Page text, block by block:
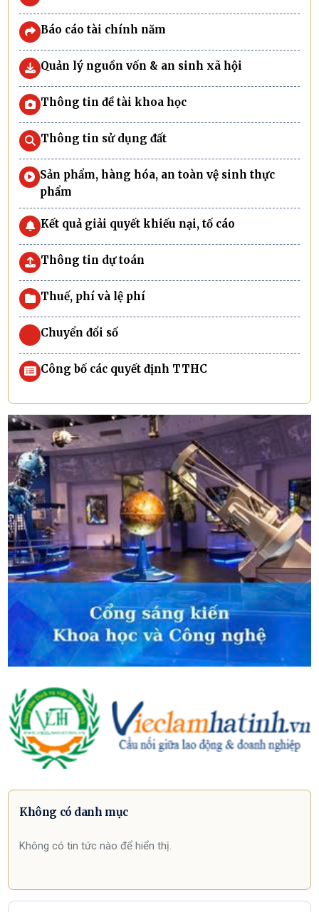
Báo cáo tài chính năm
Quản lý nguồn vốn & an sinh xã hội
Thông tin đề tài khoa học
Thông tin sử dụng đất
Sản phẩm, hàng hóa, an toàn vệ sinh thực
phẩm
Kết quả giải quyết khiếu nại, tố cáo
Thông tin dự toán
Thuế, phí và lệ phí
Chuyển đổi số
Công bố các quyết định TTHC
Không có danh mục
Không có tin tức nào để hiển thị.